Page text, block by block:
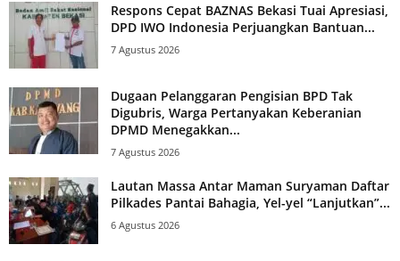
Respons Cepat BAZNAS Bekasi Tuai Apresiasi,
DPD IWO Indonesia Perjuangkan Bantuan...
7 Agustus 2026
Dugaan Pelanggaran Pengisian BPD Tak
Digubris, Warga Pertanyakan Keberanian
DPMD Menegakkan...
7 Agustus 2026
Lautan Massa Antar Maman Suryaman Daftar
Pilkades Pantai Bahagia, Yel-yel “Lanjutkan”...
6 Agustus 2026